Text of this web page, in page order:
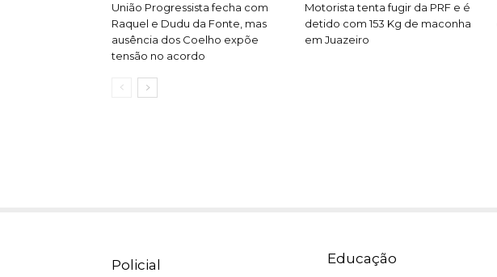
União Progressista fecha com
Raquel e Dudu da Fonte, mas
ausência dos Coelho expõe
tensão no acordo
Motorista tenta fugir da PRF e é
detido com 153 Kg de maconha
em Juazeiro
Policial Educação